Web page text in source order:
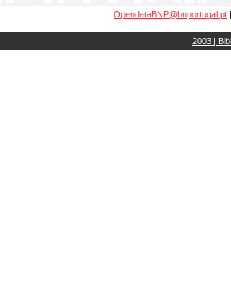
OpendataBNP@bnportugal.pt
2003 |